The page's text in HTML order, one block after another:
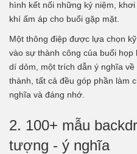
hình kết nối những kỷ niệm,
khí ấm áp cho buổi gặp mặt.
Một thông điệp được lựa chọn
vào sự thành công của buổi
dí dỏm, một trích dẫn ý nghĩa
thành, tất cả đều góp phần làm
nghĩa và đáng nhớ.
2. 100+ mẫu
tượng - ý nghĩa